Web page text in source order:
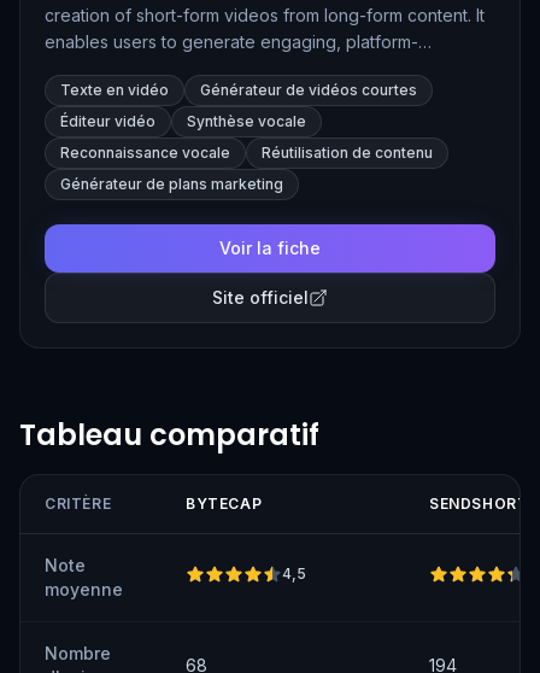
creation of short-form videos from long-form content. It
enables users to generate engaging, platform-
generation, AI voiceovers, automatic B-roll integration,
and multilingual subtitles, streamlining the video
production process for creators and marketers.
Texte en vidéo
Générateur de vidéos courtes
Éditeur vidéo
Synthèse vocale
Reconnaissance vocale
Réutilisation de contenu
Générateur de plans marketing
Voir la fiche
Site officiel
Tableau comparatif
CRITÈRE BYTECAP SENDSHORT
Note
moyenne
4,5
Nombre
68 194